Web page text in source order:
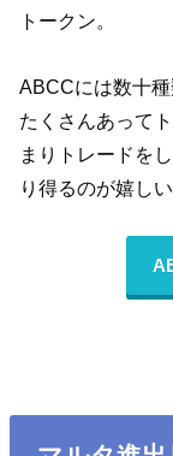
トークン。
ABCCには数十
たくさんあって
まりトレードを
り得るのが嬉しい